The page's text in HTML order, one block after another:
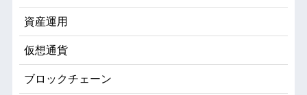
資産運用
仮想通貨
ブロックチェーン